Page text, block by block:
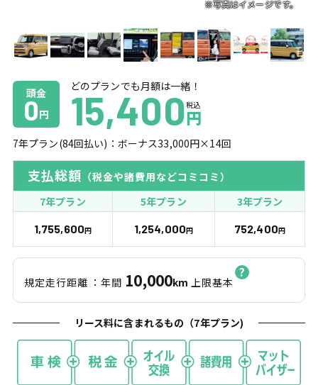
頭金
0円
どのプランでも月額は一緒！
15,400 税込
円
7年プラン(84回払い)：ボーナス33,000円×14回
支払総額 （税金や諸費用などコミコミ）
7年プラン
5年プラン 3年プラン
1,755,600円 1,254,000円 752,400円
規定走行距離 ：年間 10,000km 上限基本
リース料に含まれるもの（7年プラン)